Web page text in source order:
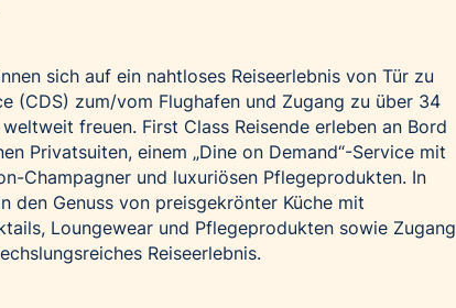
sich auf ein nahtloses Reiseerlebnis von Tür zu
(CDS) zum/vom Flughafen und Zugang zu über 34
freuen. First Class Reisende erleben an Bord
Privatsuiten, einem „Dine on Demand“-Service mit
Champagner und luxuriösen Pflegeprodukten. In
den Genuss von preisgekrönter Küche mit
Loungewear und Pflegeprodukten sowie Zugang
Reiseerlebnis.